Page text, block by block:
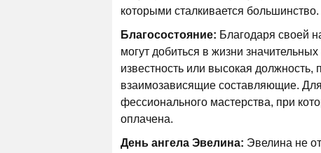
которыми сталкивается большинство.
Благосостояние: Благодаря своей
могут добиться в жизни
известность или высокая должность,
взаимозависящие состав­ляющие.
фессионального мастерства, при
оплачена.
День ангела Эвелина: Эвелина не